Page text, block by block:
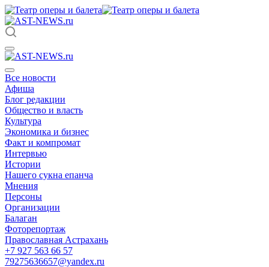
Все новости
Афиша
Блог редакции
Общество и власть
Культура
Экономика и бизнес
Факт и компромат
Интервью
Истории
Нашего сукна епанча
Мнения
Персоны
Организации
Балаган
Фоторепортаж
Православная Астрахань
+7 927 563 66 57
79275636657@yandex.ru